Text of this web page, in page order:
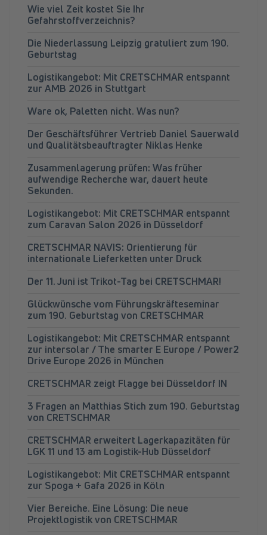
Wie viel Zeit kostet Sie Ihr
Gefahrstoffverzeichnis?
Die Niederlassung Leipzig gratuliert zum 190.
Geburtstag
Logistikangebot: Mit CRETSCHMAR entspannt
zur AMB 2026 in Stuttgart
Ware ok, Paletten nicht. Was nun?
Der Geschäftsführer Vertrieb Daniel Sauerwald
und Qualitätsbeauftragter Niklas Henke
Zusammenlagerung prüfen: Was früher
aufwendige Recherche war, dauert heute
Sekunden.
Logistikangebot: Mit CRETSCHMAR entspannt
zum Caravan Salon 2026 in Düsseldorf
CRETSCHMAR NAVIS: Orientierung für
internationale Lieferketten unter Druck
Der 11. Juni ist Trikot-Tag bei CRETSCHMAR!
Glückwünsche vom Führungskräfteseminar
zum 190. Geburtstag von CRETSCHMAR
Logistikangebot: Mit CRETSCHMAR entspannt
zur intersolar / The smarter E Europe / Power2
Drive Europe 2026 in München
CRETSCHMAR zeigt Flagge bei Düsseldorf IN
3 Fragen an Matthias Stich zum 190. Geburtstag
von CRETSCHMAR
CRETSCHMAR erweitert Lagerkapazitäten für
LGK 11 und 13 am Logistik-Hub Düsseldorf
Logistikangebot: Mit CRETSCHMAR entspannt
zur Spoga + Gafa 2026 in Köln
Vier Bereiche. Eine Lösung: Die neue
Projektlogistik von CRETSCHMAR